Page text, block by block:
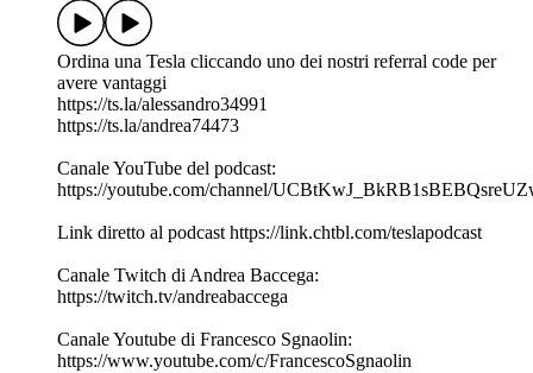
Ordina una Tesla cliccando uno dei nostri referral code per
avere vantaggi
https://ts.la/alessandro34991
https://ts.la/andrea74473
Canale YouTube del podcast:
https://youtube.com/channel/
Link diretto al podcast https://link.chtbl.com/teslapodcast
Canale Twitch di Andrea Baccega:
https://twitch.tv/andreabaccega
Canale Youtube di Francesco Sgnaolin:
https://www.youtube.com/c/FrancescoSgnaolin